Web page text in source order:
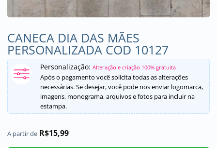
CANECA DIA DAS MÃES
PERSONALIZADA COD 10127
Personalização: Alteração e criação 100% gratuita
Após o pagamento você solicita todas as alterações
necessárias. Se desejar, você pode nos enviar logomarca,
imagens, monograma, arquivos e fotos para incluir na
estampa.
A partir de R$15,99